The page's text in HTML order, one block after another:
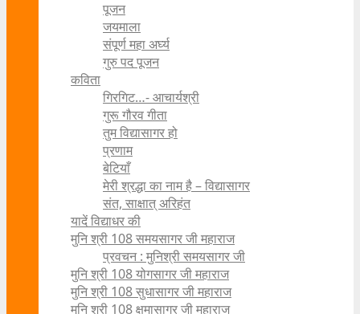
पूजन
जयमाला
संपूर्ण महा अर्घ्य
गुरु पद पूजन
कविता
गिरगिट…- आचार्यश्री
गुरू गौरव गीता
तुम विद्यासागर हो
प्रणाम
बेटियाँ
मेरी श्रद्धा का नाम है – विद्यासागर
संत, साक्षात् अरिहंत
यादें विद्याधर की
मुनि श्री 108 समयसागर जी महाराज
प्रवचन : मुनिश्री समयसागर जी
मुनि श्री 108 योगसागर जी महाराज
मुनि श्री 108 सुधासागर जी महाराज
मुनि श्री 108 क्षमासागर जी महाराज